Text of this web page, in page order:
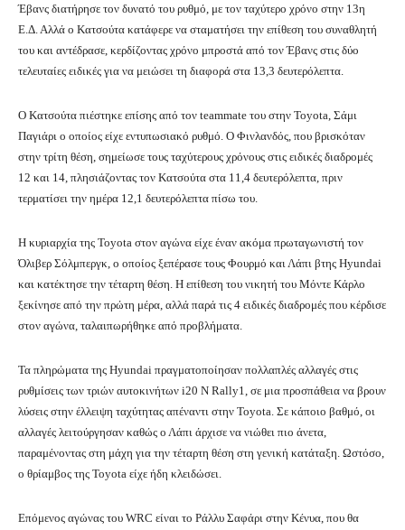
Έβανς διατήρησε τον δυνατό του ρυθμό, με τον ταχύτερο χρόνο στην 13η
Ε.Δ. Αλλά ο Κατσούτα κατάφερε να σταματήσει την επίθεση του συναθλητή
του και αντέδρασε, κερδίζοντας χρόνο μπροστά από τον Έβανς στις δύο
τελευταίες ειδικές για να μειώσει τη διαφορά στα 13,3 δευτερόλεπτα.
Ο Κατσούτα πιέστηκε επίσης από τον teammate του στην Toyota, Σάμι
Παγιάρι ο οποίος είχε εντυπωσιακό ρυθμό. Ο Φινλανδός, που βρισκόταν
στην τρίτη θέση, σημείωσε τους ταχύτερους χρόνους στις ειδικές διαδρομές
12 και 14, πλησιάζοντας τον Κατσούτα στα 11,4 δευτερόλεπτα, πριν
τερματίσει την ημέρα 12,1 δευτερόλεπτα πίσω του.
Η κυριαρχία της Toyota στον αγώνα είχε έναν ακόμα πρωταγωνιστή τον
Όλιβερ Σόλμπεργκ, ο οποίος ξεπέρασε τους Φουρμό και Λάπι βτης Hyundai
και κατέκτησε την τέταρτη θέση. Η επίθεση του νικητή του Μόντε Κάρλο
ξεκίνησε από την πρώτη μέρα, αλλά παρά τις 4 ειδικές διαδρομές που κέρδισε
στον αγώνα, ταλαιπωρήθηκε από προβλήματα.
Τα πληρώματα της Hyundai πραγματοποίησαν πολλαπλές αλλαγές στις
ρυθμίσεις των τριών αυτοκινήτων i20 N Rally1, σε μια προσπάθεια να βρουν
λύσεις στην έλλειψη ταχύτητας απέναντι στην Toyota. Σε κάποιο βαθμό, οι
αλλαγές λειτούργησαν καθώς ο Λάπι άρχισε να νιώθει πιο άνετα,
παραμένοντας στη μάχη για την τέταρτη θέση στη γενική κατάταξη. Ωστόσο,
ο θρίαμβος της Toyota είχε ήδη κλειδώσει.
Επόμενος αγώνας του WRC είναι το Ράλλυ Σαφάρι στην Κένυα, που θα